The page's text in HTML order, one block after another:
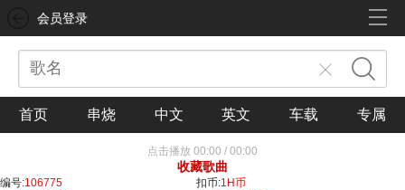
会员登录
首页 串烧 中文 英文 车载 专属
点击播放 00:00 / 00:00
收藏歌曲
编号:106775 扣币:1H币